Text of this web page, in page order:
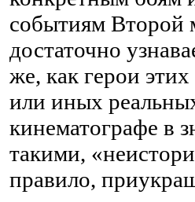
событиям Второй
достаточно
же, как герои
или иных
кинематографе в
такими,
правило,